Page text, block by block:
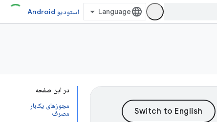
استودیو Android
در این صفحه
مجوزهای یک‌بار
مصرف